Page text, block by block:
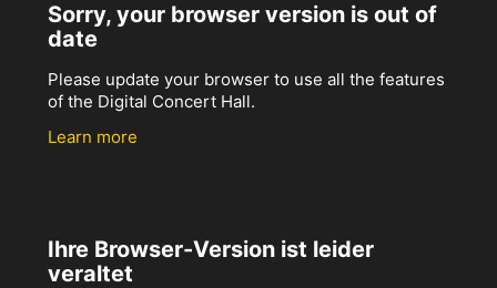
Sorry, your browser version is out of
date
Please update your browser to use all the features
of the Digital Concert Hall.
Learn more
Ihre Browser-Version ist leider
veraltet